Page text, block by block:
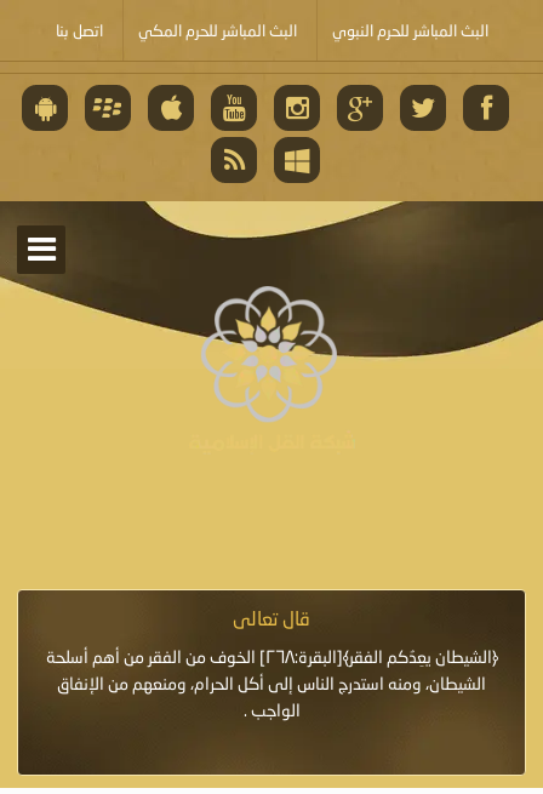
البث المباشر للحرم النبوي البث المباشر للحرم المكي اتصل بنا
قال تعالى
﴿الشيطان يعِدُكم الفقر﴾[البقرة:٢٦٨] الخوف من الفقر من أهم أسلحة
الشيطان، ومنه استدرج الناس إلى أكل الحرام، ومنعهم من الإنفاق
الواجب .